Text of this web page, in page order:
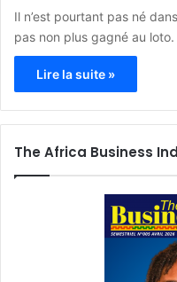
Il n’est pourtant pas né
pas non plus gagné au loto.
Lire la suite »
The Africa Business